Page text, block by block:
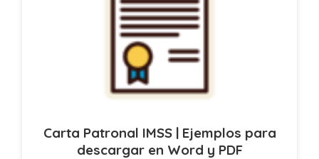
Carta Patronal IMSS | Ejemplos para
descargar en Word y PDF